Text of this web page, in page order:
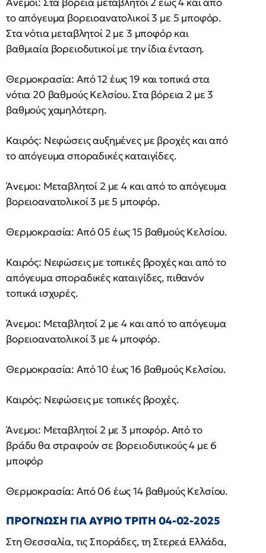
το απόγευμα βορειοανατολικοί 3 με 5 μποφόρ.
Στα νότια μεταβλητοί 2 με 3 μποφόρ και
βαθμιαία βορειοδυτικοί με την ίδια ένταση.
Θερμοκρασία: Από 12 έως 19 και τοπικά στα
νότια 20 βαθμούς Κελσίου. Στα βόρεια 2 με 3
βαθμούς χαμηλότερη.
Καιρός: Νεφώσεις αυξημένες με βροχές και από
το απόγευμα σποραδικές καταιγίδες.
Άνεμοι: Μεταβλητοί 2 με 4 και από το απόγευμα
βορειοανατολικοί 3 με 5 μποφόρ.
Θερμοκρασία: Από 05 έως 15 βαθμούς Κελσίου.
Καιρός: Νεφώσεις με τοπικές βροχές και από το
απόγευμα σποραδικές καταιγίδες, πιθανόν
τοπικά ισχυρές.
Άνεμοι: Μεταβλητοί 2 με 4 και από το απόγευμα
βορειοανατολικοί 3 με 4 μποφόρ.
Θερμοκρασία: Από 10 έως 16 βαθμούς Κελσίου.
Καιρός: Νεφώσεις με τοπικές βροχές.
Άνεμοι: Μεταβλητοί 2 με 3 μποφόρ. Από το
βράδυ θα στραφούν σε βορειοδυτικούς 4 με 6
μποφόρ
Θερμοκρασία: Από 06 έως 14 βαθμούς Κελσίου.
ΠΡΟΓΝΩΣΗ ΓΙΑ ΑΥΡΙΟ ΤΡΙΤΗ 04-02-2025
Στη Θεσσαλία, τις Σποράδες, τη Στερεά Ελλάδα,